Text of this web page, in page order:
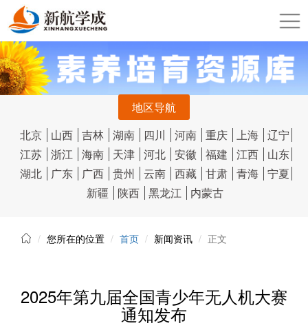
地区导航
北京
山西 吉林 湖南 四川 河南 重庆 上海 辽宁
江苏 浙江 海南 天津 河北 安徽 福建 江西
山东
湖北
广东 广西 贵州 云南 西藏 甘肃 青海 宁夏
新疆
陕西 黑龙江 内蒙古
您所在的位置 首页 新闻资讯 正文
2025年第九届全国青少年无人机大赛
通知发布